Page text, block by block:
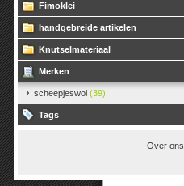
Fimoklei
handgebreide artikelen
Knutselmateriaal
Merken
scheepjeswol (39)
Tags
Over ons